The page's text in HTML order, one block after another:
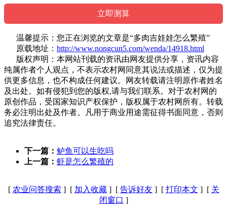
温馨提示：您正在浏览的文章是“多肉吉娃娃怎么繁殖”
原载地址： http://www.nongcun5.com/wenda/14918.html
版权声明：本网站刊载的资讯由网友提供分享，资讯内容
纯属作者个人观点，不表示农村网同意其说法或描述，仅为提
供更多信息，也不构成任何建议。网友转载请注明原作者姓名
及出处。如有侵犯到您的版权,请与我们联系。对于农村网的
原创作品，受国家知识产权保护，版权属于农村网所有。转载
务必注明出处及作者。凡用于商业用途需征得书面同意，否则
追究法律责任。
下一篇： 鲈鱼可以生吃吗
上一篇： 虾是怎么繁殖的
[ 农业问答搜索 ] [ 加入收藏] [ 告诉好友] [ 打印本文 ] [ 关
闭窗口 ]